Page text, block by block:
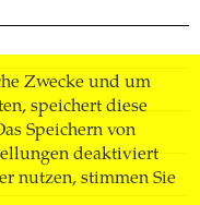
Zwecke und um
speichert diese
Speichern von
deaktiviert
nutzen, stimmen Sie